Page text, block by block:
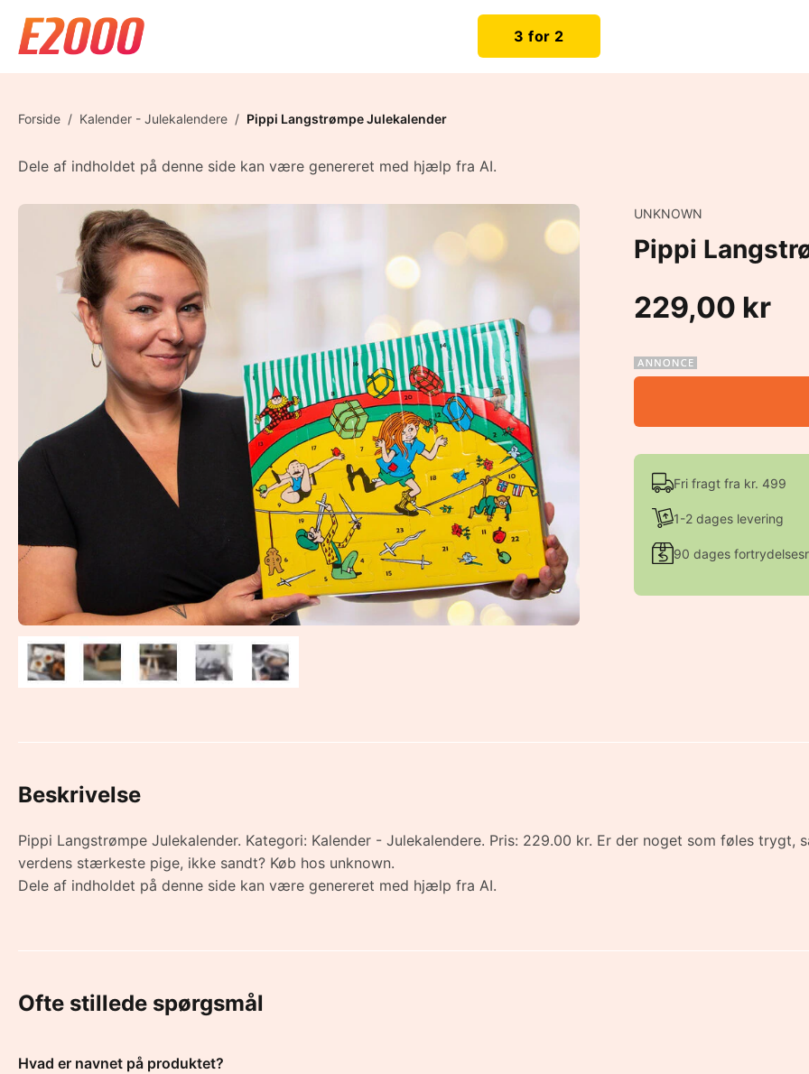
3 for 2
Forside / Kalender - Julekalendere / Pippi Langstrømpe Julekalender
Dele af indholdet på denne side kan være genereret med hjælp fra AI.
UNKNOWN
Pippi
229,00 kr
Fri fragt fra kr. 499
1-2 dages levering
90 dages
Beskrivelse
Pippi Langstrømpe Julekalender. Kategori: Kalender - Julekalendere. Pris: 229.00 kr. Er der noget som føles
verdens stærkeste pige, ikke sandt? Køb hos unknown.
Dele af indholdet på denne side kan være genereret med hjælp fra AI.
Ofte stillede spørgsmål
Hvad er navnet på produktet?